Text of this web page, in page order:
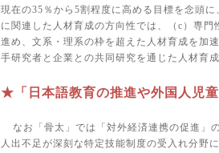
現在の35 ％から 5割程度に高める目標を念頭
に関連した人材育成の方向性では、（ c ）専門
進め、文系・理系の枠を超えた人材育成を加
手研究者と企業との共同研究を通じた人材育
★「日本語教育の推進や外国人児
なお「骨太」では「対外経済連携の促進」
人出不足が深刻な特定技能制度の受入れ分野